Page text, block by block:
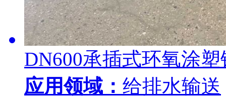
DN600承插式环氧涂塑
应用领域： 给排水输送